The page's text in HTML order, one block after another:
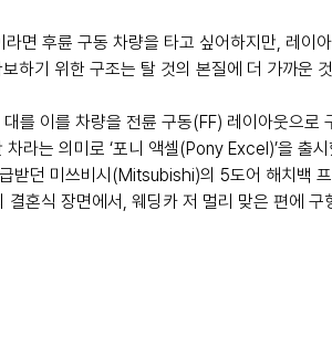
면 후륜 구동 차량을 타고 싶어하지만, 레이
하기 위한 구조는 탈 것의 본질에 더 가까운
를 이를 차량을 전륜 구동(FF) 레이아웃으로
라는 의미로 ‘포니 액셀(Pony Excel)’을 출
받던 미쓰비시(Mitsubishi)의 5도어 해치백
결혼식 장면에서, 웨딩카 저 멀리 맞은 편에